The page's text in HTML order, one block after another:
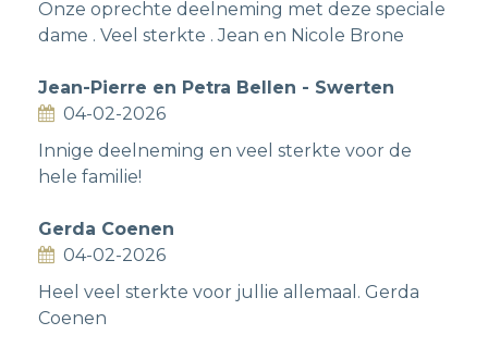
Onze oprechte deelneming met deze speciale
dame . Veel sterkte . Jean en Nicole Brone
Jean-Pierre en Petra Bellen - Swerten
04-02-2026
Innige deelneming en veel sterkte voor de
hele familie!
Gerda Coenen
04-02-2026
Heel veel sterkte voor jullie allemaal. Gerda
Coenen